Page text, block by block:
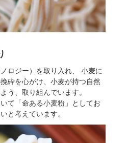
ロジー）を取り入れ、 小麦に
砕を心がけ、小麦が持つ自然
う、取り組んでいます。
て「命ある小麦粉」としてお
と考えています。